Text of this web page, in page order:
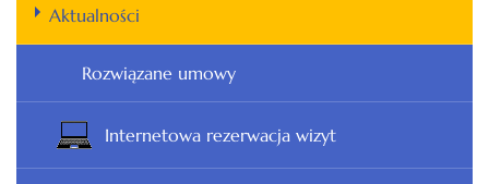
Aktualności
Rozwiązane umowy
Internetowa rezerwacja wizyt